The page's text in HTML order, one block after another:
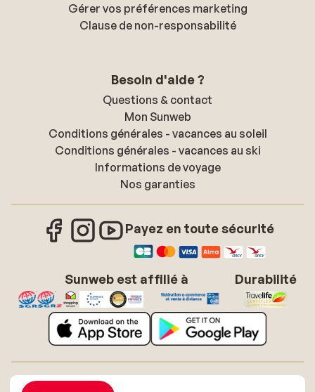
Gérer vos préférences marketing
Clause de non-responsabilité
Besoin d'aide ?
Questions & contact
Mon Sunweb
Conditions générales - vacances au soleil
Conditions générales - vacances au ski
Informations de voyage
Nos garanties
Payez en toute sécurité
Sunweb est affilié à Durabilité
À propos de Sunweb